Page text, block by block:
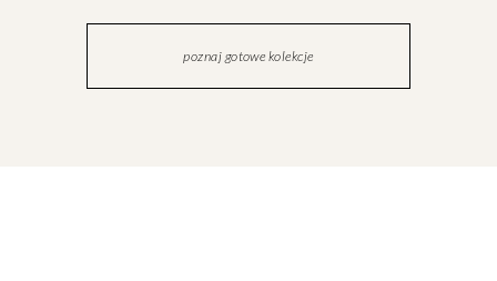
poznaj gotowe kolekcje